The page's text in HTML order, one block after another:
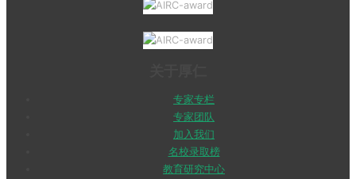
专家专栏
专家团队
加入我们
名校录取榜
教育研究中心